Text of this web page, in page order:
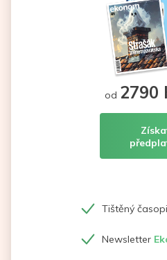
od 2790
Tištěný
Newsletter